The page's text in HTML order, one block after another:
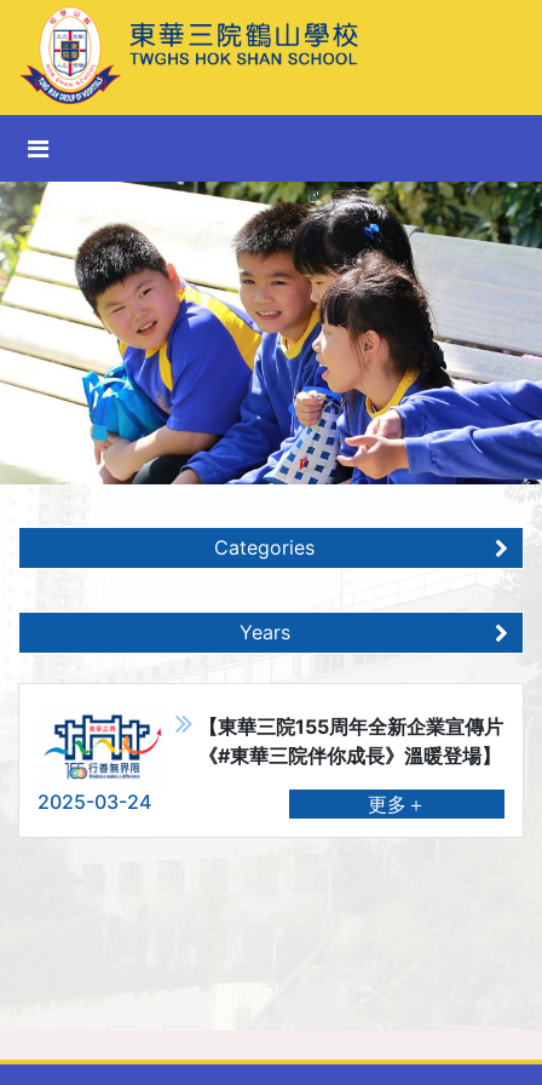
Categories
Years
【東華三院155周年全新企業宣傳片
《#東華三院伴你成長》溫暖登場】
2025-03-24
更多＋